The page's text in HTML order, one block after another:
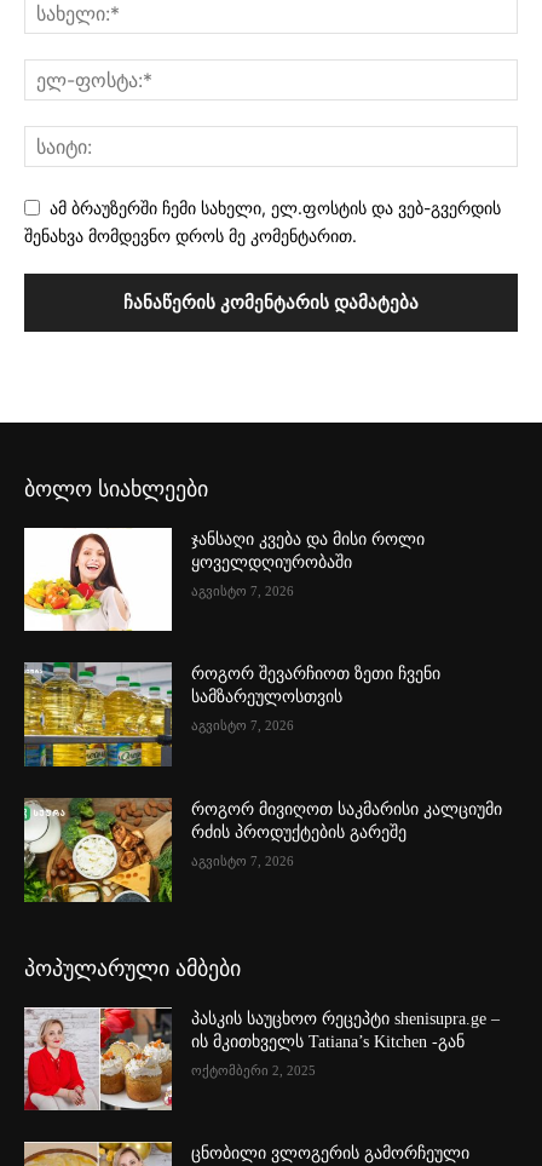
ამ ბრაუზერში ჩემი სახელი, ელ.ფოსტის და ვებ-გვერდის
შენახვა მომდევნო დროს მე კომენტარით.
ბოლო სიახლეები
ჯანსაღი კვება და მისი როლი
ყოველდღიურობაში
აგვისტო 7, 2026
როგორ შევარჩიოთ ზეთი ჩვენი
სამზარეულოსთვის
აგვისტო 7, 2026
როგორ მივიღოთ საკმარისი კალციუმი
რძის პროდუქტების გარეშე
აგვისტო 7, 2026
პოპულარული ამბები
პასკის საუცხოო რეცეპტი shenisupra.ge –
ის მკითხველს Tatiana’s Kitchen -გან
ოქტომბერი 2, 2025
ცნობილი ვლოგერის გამორჩეული